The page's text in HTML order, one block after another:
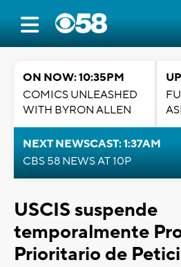
ON NOW: 10:35PM
COMICS UNLEASHED
WITH BYRON ALLEN
NEXT NEWSCAST: 1:37AM
CBS 58 NEWS AT 10P
USCIS suspende
temporalmente
Prioritario de